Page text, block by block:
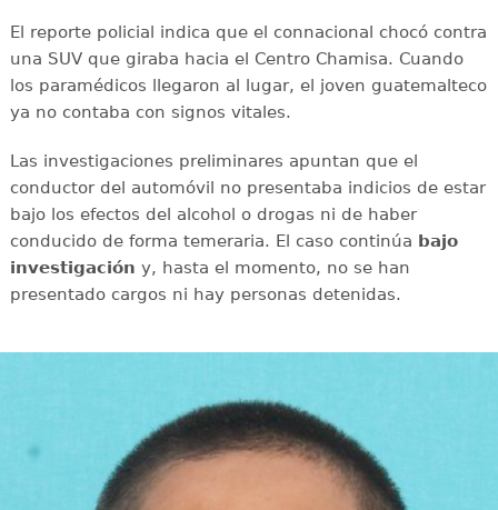
El reporte policial indica que el connacional chocó contra
una SUV que giraba hacia el Centro Chamisa. Cuando
los paramédicos llegaron al lugar, el joven guatemalteco
ya no contaba con signos vitales.
Las investigaciones preliminares apuntan que el
conductor del automóvil no presentaba indicios de estar
bajo los efectos del alcohol o drogas ni de haber
conducido de forma temeraria. El caso continúa bajo
investigación y, hasta el momento, no se han
presentado cargos ni hay personas detenidas.